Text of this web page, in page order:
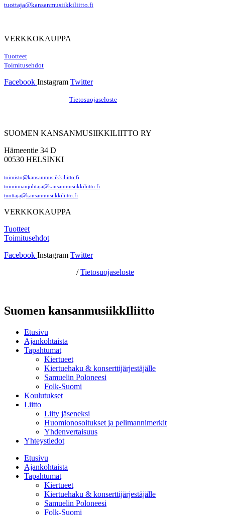
tuottaja@kansanmusiikkiliitto.fi
VERKKOKAUPPA
Tuotteet
Toimitusehdot
Facebook Instagram Twitter
Tietosuojaseloste
SUOMEN KANSANMUSIIKKILIITTO RY
Hämeentie 34 D
00530 HELSINKI
toimisto@kansanmusiikkiliitto.fi
toiminnanjohtaja@kansanmusiikkiliitto.fi
tuottaja@kansanmusiikkiliitto.fi
VERKKOKAUPPA
Tuotteet
Toimitusehdot
Facebook Instagram Twitter
/Tietosuojaseloste
Suomen kansanmusiikkIliitto
Etusivu
Ajankohtaista
Tapahtumat
Kiertueet
Kiertuehaku & konserttijärjestäjälle
Samuelin Poloneesi
Folk-Suomi
Koulutukset
Liitto
Liity jäseneksi
Huomionosoitukset ja pelimannimerkit
Yhdenvertaisuus
Yhteystiedot
Etusivu
Ajankohtaista
Tapahtumat
Kiertueet
Kiertuehaku & konserttijärjestäjälle
Samuelin Poloneesi
Folk-Suomi